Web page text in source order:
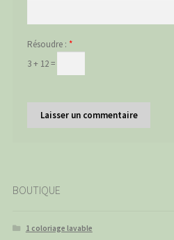
Résoudre : *
3 + 12 =
BOUTIQUE
1 coloriage lavable